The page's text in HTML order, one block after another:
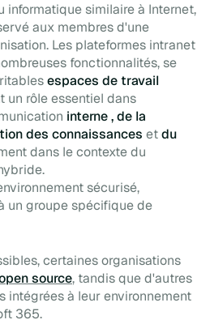
informatique similaire à Internet,
aux membres d'une
Les plateformes intranet
fonctionnalités, se
espaces de travail
un rôle essentiel dans
interne , de la
des connaissances etdu
dans le contexte du
sécurisé,
un groupe spécifique de
certaines organisations
source, tandis que d'autres
intégrées à leur environnement
365.